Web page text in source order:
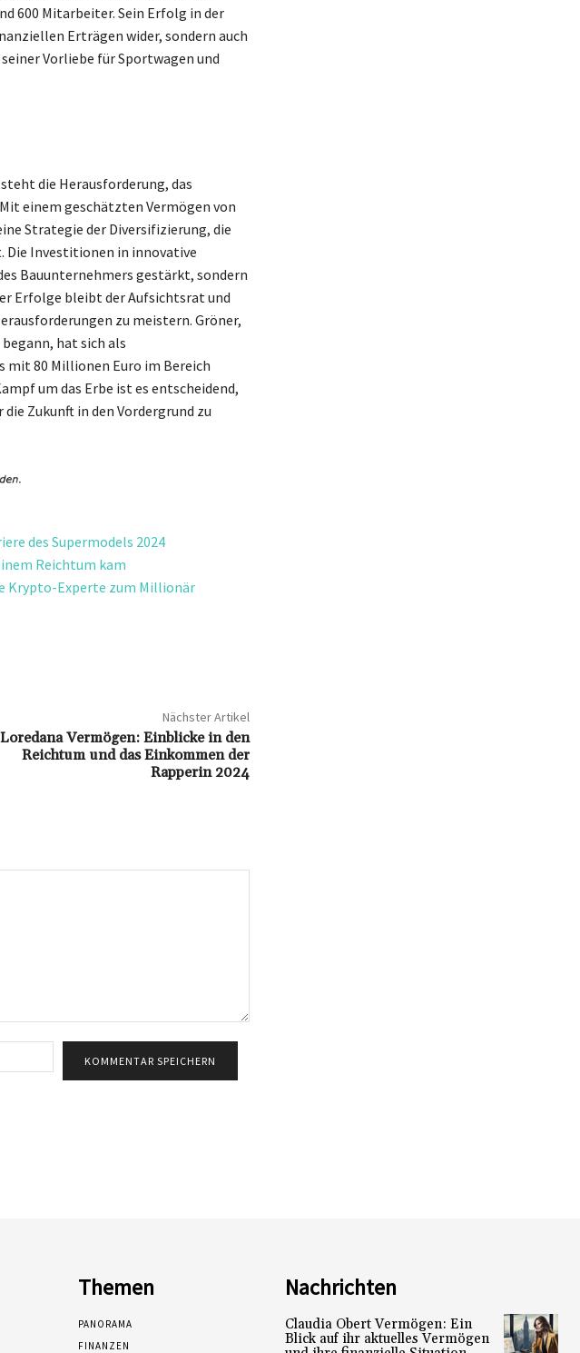
600 Mitarbeiter. Sein Erfolg in der
Erträgen wider, sondern auch
Vorliebe für Sportwagen und
die Herausforderung, das
einem geschätzten Vermögen von
Strategie der Diversifizierung, die
Die Investitionen in innovative
Bauunternehmers gestärkt, sondern
Erfolge bleibt der Aufsichtsrat und
zu meistern. Gröner,
hat sich als
mit 80 Millionen Euro im Bereich
um das Erbe ist es entscheidend,
Zukunft in den Vordergrund zu
des Supermodels 2024
Reichtum kam
Krypto-Experte zum Millionär
Nächster Artikel
Loredana Vermögen: Einblicke in den
Reichtum und das Einkommen der
Rapperin 2024
Mail:*
Themen
PANORAMA
FINANZEN
Nachrichten
Claudia Obert Vermögen: Ein
Blick auf ihr aktuelles Vermögen